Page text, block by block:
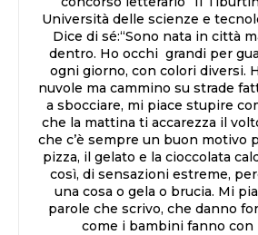
Università delle scienze e
Dice di sé:“Sono nata in città
dentro. Ho occhi grandi per
ogni giorno, con colori diversi.
nuvole ma cammino su strade
a sbocciare, mi piace stupire
che la mattina ti accarezza il
che c’è sempre un buon motivo
pizza, il gelato e la cioccolata
così, di sensazioni estreme,
una cosa o gela o brucia. Mi
parole che scrivo, che danno
come i bambini fanno con